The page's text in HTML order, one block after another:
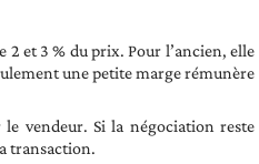
2 et 3 % du prix. Pour l’ancien, elle
une petite marge rémunère
vendeur. Si la négociation reste
transaction.